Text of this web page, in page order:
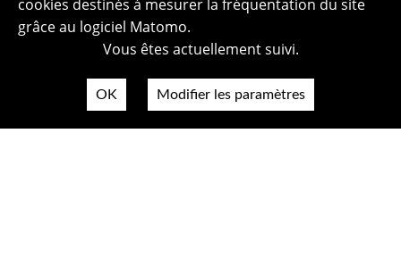
cookies destinés à mesurer la fréquentation du site
grâce au logiciel Matomo.
Vous êtes actuellement suivi.
OK Modifier les paramètres